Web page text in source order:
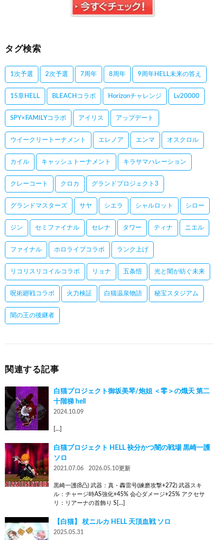
タグ検索
1次予選 2次予選 7周年 8周年 9周年HELL未来の答え
15章HELL BLEACHコラボ Horizonチャレンジ Lv20000
SPY×FAMILYコラボ アイリス アップデート
ウイークリートーナメント エレノア エンマ オスクロル
カイル キャッシュトーナメント キラサマハレーション
クレーコート クロカ グランドプロジェクト3
グランドマスターズ サヤ シエラ シャルロット シロー
ジン セミファイナル セレナ タワー ティナ ニエル
ファイナル ホロライブコラボ ランク上げ
リコリスリコイルコラボ リョナ 五条悟 光と闇が紡ぐ未来
呪術廻戦コラボ 火力検証 白猫温泉物語 秘宝スタジアム
闇の王の後継者
関連する記事
白猫プロジェクト御坂美琴/炮姐 ＜零＞の熾天 第二
十階梯 hell
2024.10.09
[…]
白猫プロジェクト HELL 袂分かつ闇の戦場 黒崎一護
ソロ
2021.07.06 2026.05.10更新
黒崎一護(8凸) 武器：真・轟雷号(練磨攻撃+272) 武器スキ
ル：チャージ時AS強化+45% 会心ダメージ+25% アクセサ
リ：リアーナの首飾り S[…]
【白猫】 杖ニルカ HELL 天頂血戦 ソロ
2025.05.31